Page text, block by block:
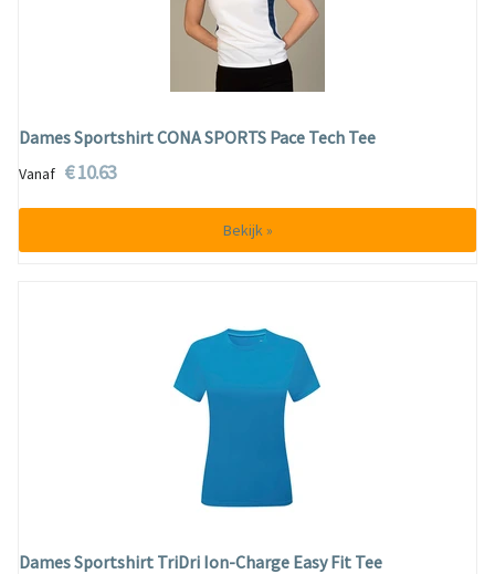
Dames Sportshirt CONA SPORTS Pace Tech Tee
Vanaf € 10.63
Bekijk »
Dames Sportshirt TriDri Ion-Charge Easy Fit Tee